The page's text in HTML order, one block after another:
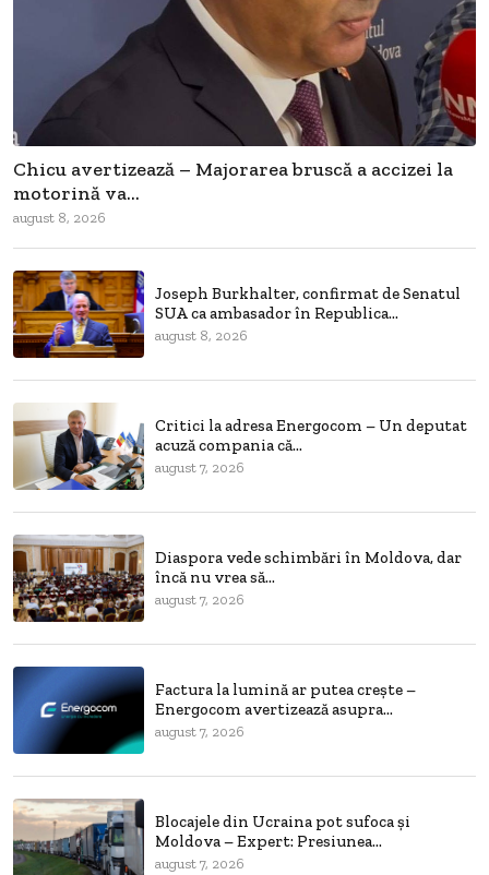
Chicu avertizează – Majorarea bruscă a accizei la
motorină va...
august 8, 2026
Joseph Burkhalter, confirmat de Senatul
SUA ca ambasador în Republica...
august 8, 2026
Critici la adresa Energocom – Un deputat
acuză compania că...
august 7, 2026
Diaspora vede schimbări în Moldova, dar
încă nu vrea să...
august 7, 2026
Factura la lumină ar putea crește –
Energocom avertizează asupra...
august 7, 2026
Blocajele din Ucraina pot sufoca și
Moldova – Expert: Presiunea...
august 7, 2026